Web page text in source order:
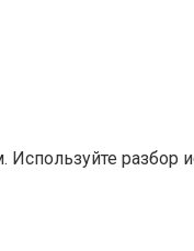
разбор